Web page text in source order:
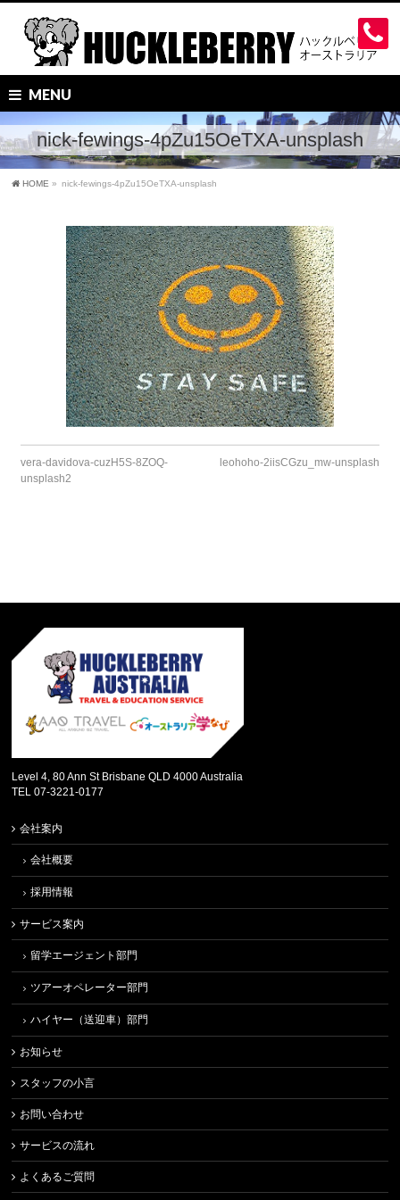
MENU
nick-fewings-4pZu15OeTXA-unsplash
HOME » nick-fewings-4pZu15OeTXA-unsplash
vera-davidova-cuzH5S-8ZOQ-
unsplash2
leohoho-2iisCGzu_mw-unsplash
Level 4, 80 Ann St Brisbane QLD 4000 Australia
TEL 07-3221-0177
会社案内
会社概要
採用情報
サービス案内
留学エージェント部門
ツアーオペレーター部門
ハイヤー（送迎車）部門
お知らせ
スタッフの小言
お問い合わせ
サービスの流れ
よくあるご質問